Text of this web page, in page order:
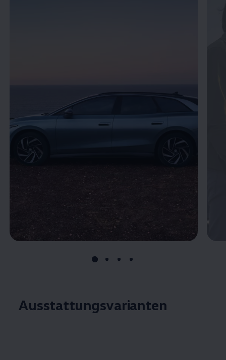
Ausstattungsvarianten